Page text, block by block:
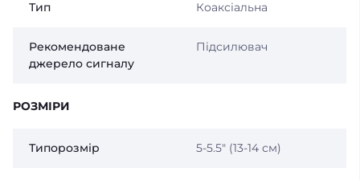
Тип Коаксіальна
Рекомендоване
джерело сигналу
Підсилювач
РОЗМІРИ
Типорозмір 5-5.5″ (13-14 см)